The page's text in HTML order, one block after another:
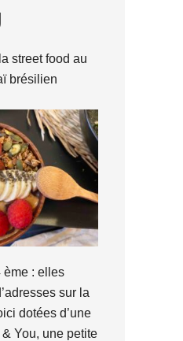
street food au
brésilien
ème : elles
sur la
dotées d’une
You, une petite